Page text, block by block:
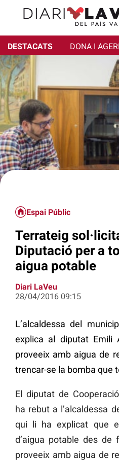
DESTACATS DONA I
Espai Públic
Terrateig
Diputació per a
aigua potable
Diari LaVeu
28/04/2016 09:15
L’alcaldessa del
explica al diputat Emili
proveeix amb aigua de
trencar-se la bomba que
El diputat de
ha rebut a l’alcaldessa
qui li ha explicat que
d’aigua potable des
proveeix amb aigua de